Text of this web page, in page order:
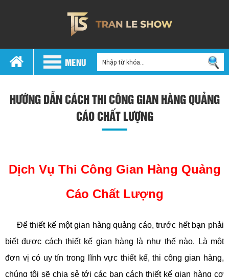
MENU
HƯỚNG DẪN CÁCH THI CÔNG GIAN HÀNG QUẢNG
CÁO CHẤT LƯỢNG
Dịch Vụ Thi Công Gian Hàng Quảng
Cáo Chất Lượng
Để thiết kế một gian hàng quảng cáo, trước hết bạn phải
biết được cách thiết kế gian hàng là như thế nào. Là một
đơn vị có uy tín trong lĩnh vực thiết kế, thi công gian hàng,
chúng tôi sẽ chia sẻ tới các bạn cách thiết kế gian hàng cơ